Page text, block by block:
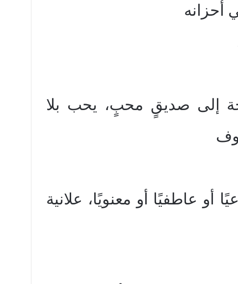
أحزانه
إلى صديقٍ محبٍ، يحب بلا
أو عاطفيًا أو معنويًا، علانية